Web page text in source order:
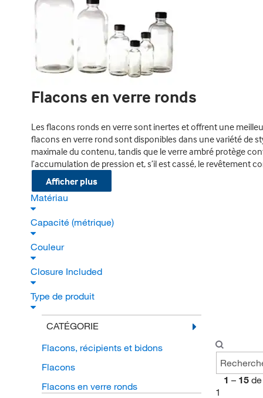
Flacons en verre ronds
Les flacons ronds en verre sont inertes et offrent une
flacons en verre rond sont disponibles dans une variété de
maximale du contenu, tandis que le verre ambré protège
l’accumulation de pression et, s’il est cassé, le
Afficher plus
Matériau
Capacité (métrique)
Couleur
Closure Included
Type de produit
CATÉGORIE
Flacons, récipients et bidons
Flacons
Flacons en verre ronds
1 – 15 de
1